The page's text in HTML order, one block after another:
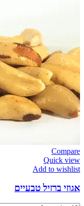
Compare
Quick view
Add to wishlist
אגוזי ברזיל טבעיים